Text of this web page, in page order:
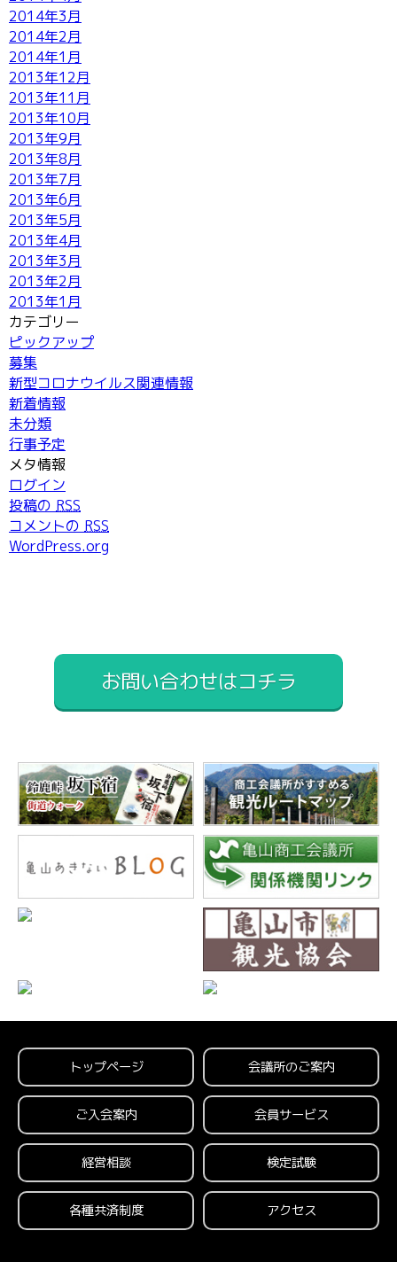
2014年3月
2014年2月
2014年1月
2013年12月
2013年11月
2013年10月
2013年9月
2013年8月
2013年7月
2013年6月
2013年5月
2013年4月
2013年3月
2013年2月
2013年1月
カテゴリー
ピックアップ
募集
新型コロナウイルス関連情報
新着情報
未分類
行事予定
メタ情報
ログイン
投稿の RSS
コメントの RSS
WordPress.org
お問い合わせはコチラ
トップページ 会議所のご案内
ご入会案内 会員サービス
経営相談 検定試験
各種共済制度 アクセス